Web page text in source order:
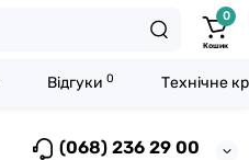
(068) 236 29 00
0
Кошик
Відгуки 0 Технічне